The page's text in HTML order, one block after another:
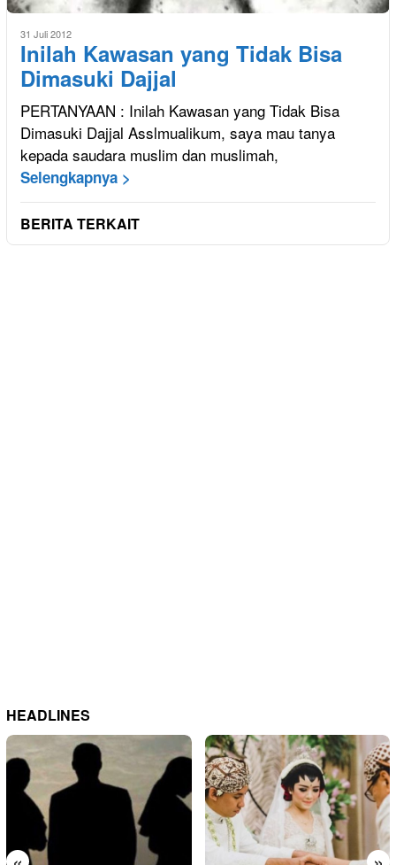
31 Juli 2012
Inilah Kawasan yang Tidak Bisa
Dimasuki Dajjal
PERTANYAAN : Inilah Kawasan yang Tidak Bisa
Dimasuki Dajjal Asslmualikum, saya mau tanya
kepada saudara muslim dan muslimah,
Selengkapnya >
BERITA TERKAIT
HEADLINES